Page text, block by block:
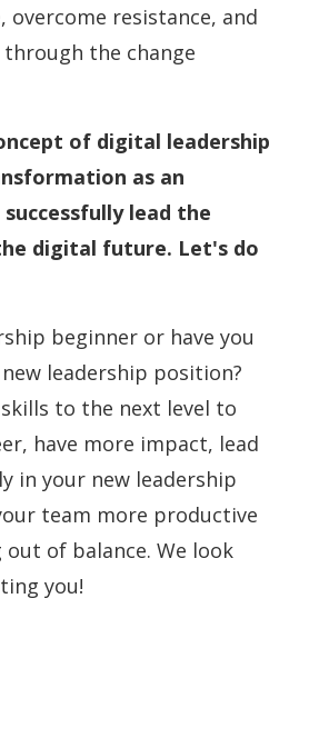
overcome resistance, and
through the change
of digital leadership
as an
lead the
digital future. Let's do
beginner or have you
leadership position?
to the next level to
have more impact, lead
in your new leadership
team more productive
of balance. We look
you!